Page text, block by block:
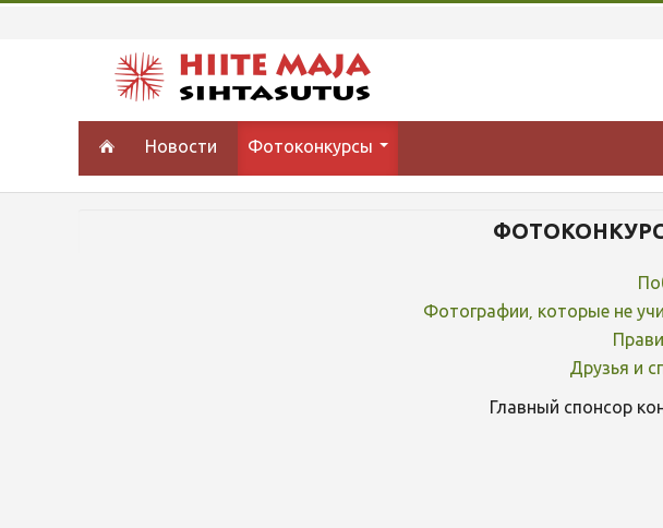
Новости Фотоконкурсы
Фотографии, которые не
Друзья и
Главный спонсор